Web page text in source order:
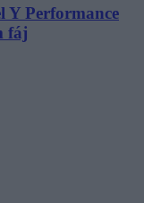
Y Performance
fáj